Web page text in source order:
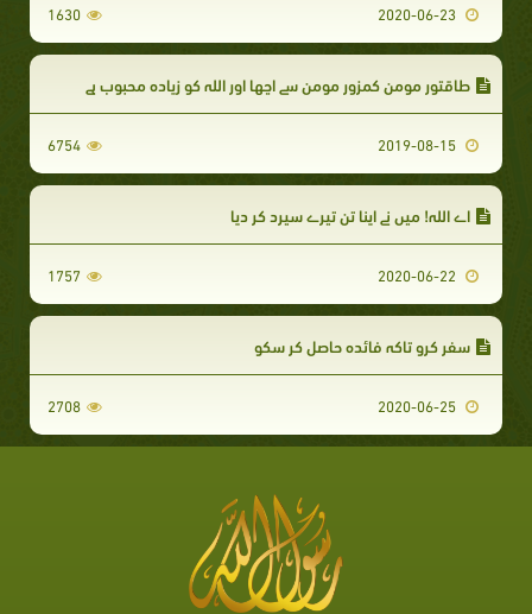
1630
طاقتور مومن کمزور مومن سے اچھا اور اللہ کو زیادہ محبوب ہے
6754
اے اللہ! میں نے اپنا تن تیرے سپرد کر دیا
1757
سفر کرو تاکہ فائدہ حاصل کر سکو
2708